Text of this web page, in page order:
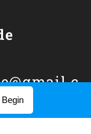
Begin